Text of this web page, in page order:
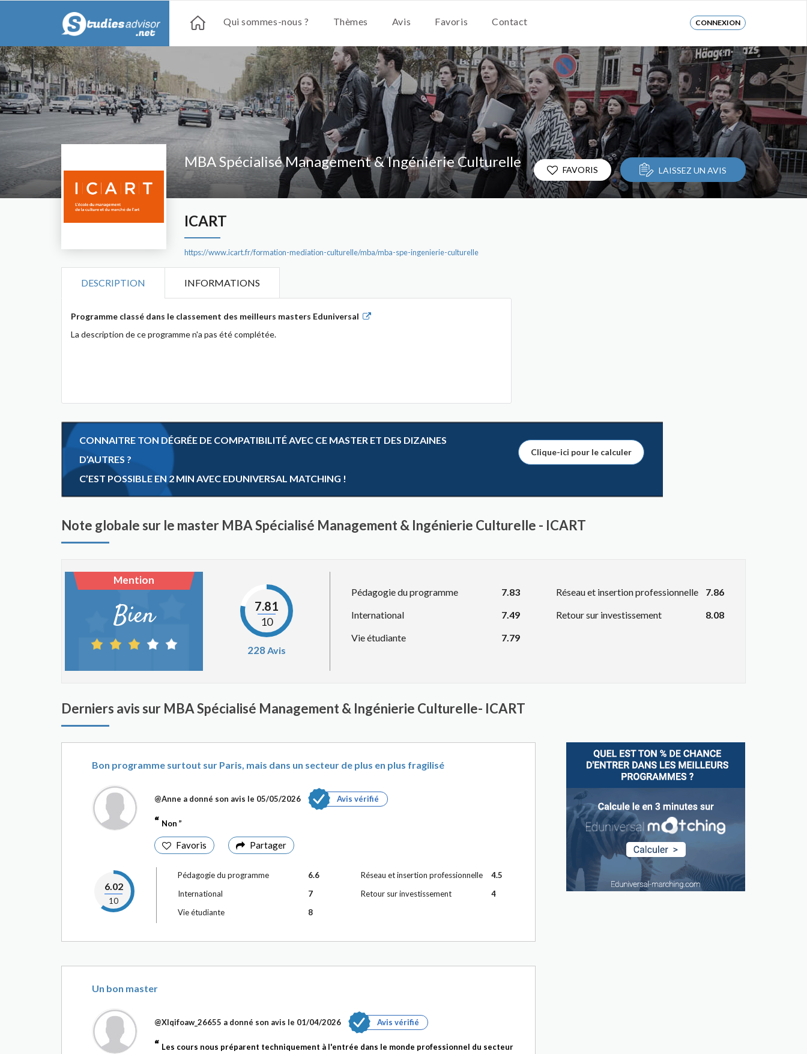
Qui sommes-nous ? Thèmes Avis Favoris Contact CONNEXION
MBA Spécialisé Management & Ingénierie Culturelle
ICART
https://www.icart.fr/formation-mediation-culturelle/mba/mba-spe-ingenierie-culturelle
FAVORIS LAISSEZ UN AVIS
DESCRIPTION INFORMATIONS
Programme classé dans le classement des meilleurs masters Eduniversal
La description de ce programme n'a pas été complétée.
CONNAITRE TON DÉGRÉE DE COMPATIBILITÉ AVEC CE MASTER ET DES DIZAINES
D’AUTRES ?
C’EST POSSIBLE EN 2 MIN AVEC EDUNIVERSAL MATCHING !
Clique-ici pour le calculer
Note globale sur le master MBA Spécialisé Management & Ingénierie Culturelle - ICART
Mention
Bien 7.81
10
228 Avis
Pédagogie du programme
7.83
International
7.49
Vie étudiante
7.79
Réseau et insertion professionnelle
7.86
Retour sur investissement
8.08
Derniers avis sur MBA Spécialisé Management & Ingénierie Culturelle- ICART
Bon programme surtout sur Paris, mais dans un secteur de plus en plus fragilisé
@Anne a donné son avis le 05/05/2026 Avis vérifié
Non
Favoris Partager
6.02
10
Pédagogie du programme
6.6
International
7
Vie étudiante
8
Réseau et insertion professionnelle
4.5
Retour sur investissement
4
Un bon master
@Xlqifoaw_26655 a donné son avis le 01/04/2026 Avis vérifié
Les cours nous préparent techniquement à l'entrée dans le monde professionnel du secteur